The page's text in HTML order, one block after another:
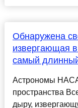
Обнаружена
извергающая
самый
Астрономы НАСА
пространства
дыру,